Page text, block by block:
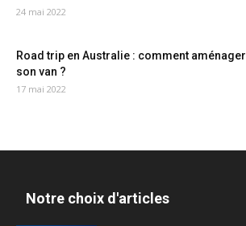
24 mai 2022
Road trip en Australie : comment aménager
son van ?
17 mai 2022
Notre choix d'articles